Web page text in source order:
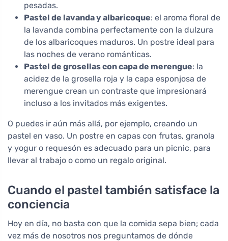
pesadas.
Pastel de lavanda y albaricoque: el aroma floral de
la lavanda combina perfectamente con la dulzura
de los albaricoques maduros. Un postre ideal para
las noches de verano románticas.
Pastel de grosellas con capa de merengue: la
acidez de la grosella roja y la capa esponjosa de
merengue crean un contraste que impresionará
incluso a los invitados más exigentes.
O puedes ir aún más allá, por ejemplo, creando un
pastel en vaso. Un postre en capas con frutas, granola
y yogur o requesón es adecuado para un picnic, para
llevar al trabajo o como un regalo original.
Cuando el pastel también satisface la
conciencia
Hoy en día, no basta con que la comida sepa bien; cada
vez más de nosotros nos preguntamos de dónde